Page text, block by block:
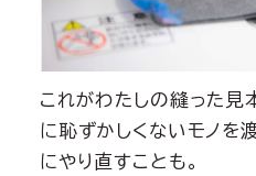
これがわたしの縫った見
に恥ずかしくないモノを
にやり直すことも。